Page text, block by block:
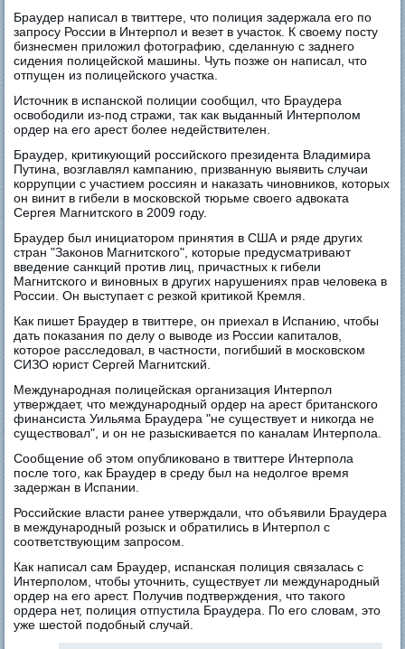
Браудер написал в твиттере, что полиция задержала его по
запросу России в Интерпол и везет в участок. К своему посту
бизнесмен приложил фотографию, сделанную с заднего
сидения полицейской машины. Чуть позже он написал, что
отпущен из полицейского участка.
Источник в испанской полиции сообщил, что Браудера
освободили из-под стражи, так как выданный Интерполом
ордер на его арест более недействителен.
Браудер, критикующий российского президента Владимира
Путина, возглавлял кампанию, призванную выявить случаи
коррупции с участием россиян и наказать чиновников, которых
он винит в гибели в московской тюрьме своего адвоката
Сергея Магнитского в 2009 году.
Браудер был инициатором принятия в США и ряде других
стран "Законов Магнитского", которые предусматривают
введение санкций против лиц, причастных к гибели
Магнитского и виновных в других нарушениях прав человека в
России. Он выступает с резкой критикой Кремля.
Как пишет Браудер в твиттере, он приехал в Испанию, чтобы
дать показания по делу о выводе из России капиталов,
которое расследовал, в частности, погибший в московском
СИЗО юрист Сергей Магнитский.
Международная полицейская организация Интерпол
утверждает, что международный ордер на арест британского
финансиста Уильяма Браудера "не существует и никогда не
существовал", и он не разыскивается по каналам Интерпола.
Сообщение об этом опубликовано в твиттере Интерпола
после того, как Браудер в среду был на недолгое время
задержан в Испании.
Российские власти ранее утверждали, что объявили Браудера
в международный розыск и обратились в Интерпол с
соответствующим запросом.
Как написал сам Браудер, испанская полиция связалась с
Интерполом, чтобы уточнить, существует ли международный
ордер на его арест. Получив подтверждения, что такого
ордера нет, полиция отпустила Браудера. По его словам, это
уже шестой подобный случай.